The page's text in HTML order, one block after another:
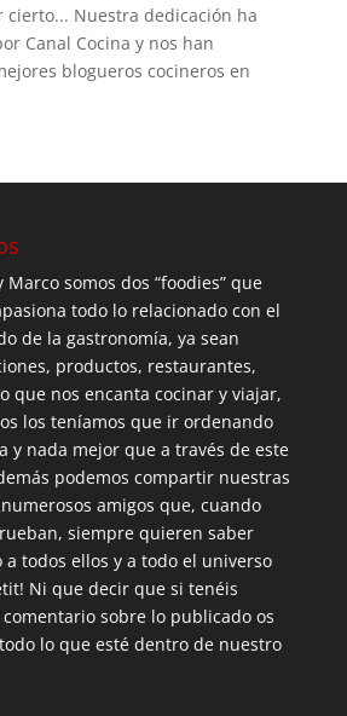
cierto... Nuestra dedicación ha
Canal Cocina y nos han
blogueros cocineros en
Marco somos dos “foodies” que
todo lo relacionado con el
de la gastronomía, ya sean
productos, restaurantes,
que nos encanta cocinar y viajar,
los teníamos que ir ordenando
y nada mejor que a través de este
podemos compartir nuestras
amigos que, cuando
siempre quieren saber
a todos ellos y a todo el universo
Ni que decir que si tenéis
sobre lo publicado os
lo que esté dentro de nuestro